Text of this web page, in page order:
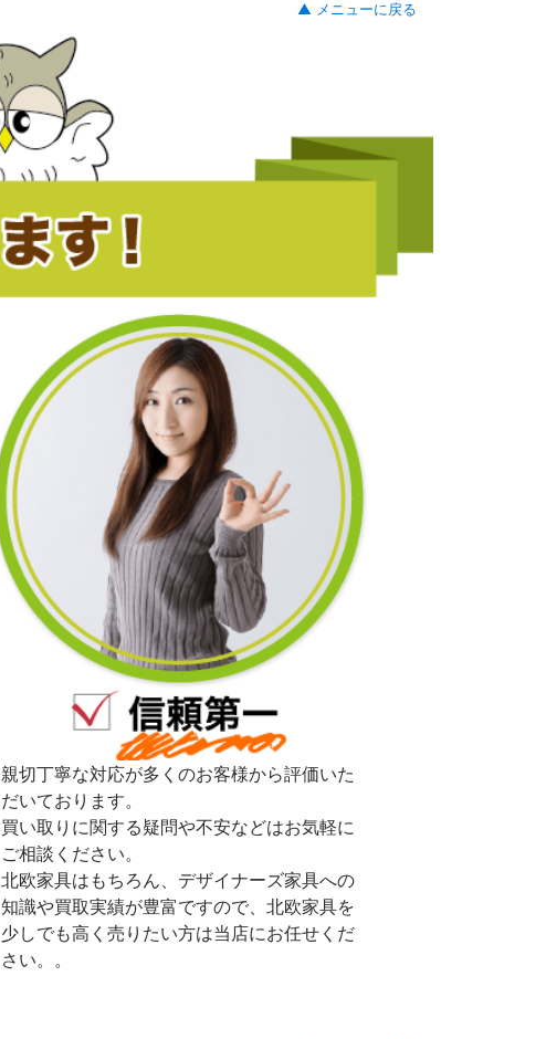
▲ メニューに戻る
親切丁寧な対応が多くのお客様から評価いた
だいております。
買い取りに関する疑問や不安などはお気軽に
ご相談ください。
北欧家具はもちろん、デザイナーズ家具への
知識や買取実績が豊富ですので、北欧家具を
少しでも高く売りたい方は当店にお任せくだ
さい。。